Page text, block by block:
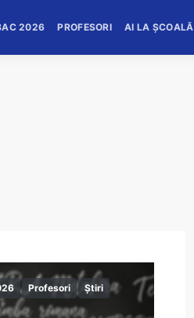
2026 PROFESORI AI LA ȘCOALĂ
Profesori Știri